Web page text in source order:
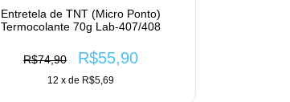
Entretela de TNT (Micro Ponto)
Termocolante 70g Lab-407/408
R$74,90 R$55,90
12 x de R$5,69